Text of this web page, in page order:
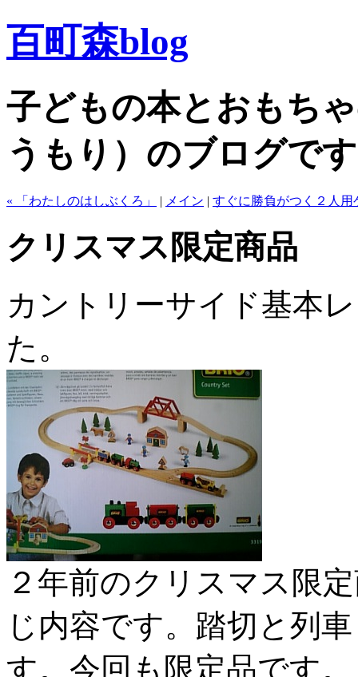
百町森blog
子どもの本とおもち
うもり）のブログで
« 「わたしのはしぶくろ」 | メイン | すぐに勝負がつく２人用
クリスマス限定商品
カントリーサイド基本
た。
２年前のクリスマス限
じ内容です。踏切と列
す。今回も限定品です。